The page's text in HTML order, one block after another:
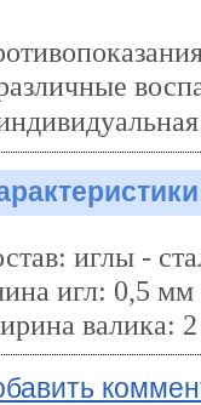
иглы -
игл: 0,5 мм
валика: